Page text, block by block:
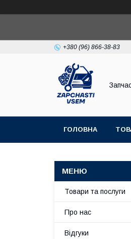
+380 (96) 866-38-83
ГОЛОВНА
Товари та послуги
Про нас
Відгуки